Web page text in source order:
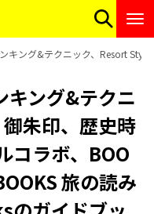
キング&テクニック、Resort
ング&テクニ
朱印、歴史時
コラボ、BOO
旅の読み